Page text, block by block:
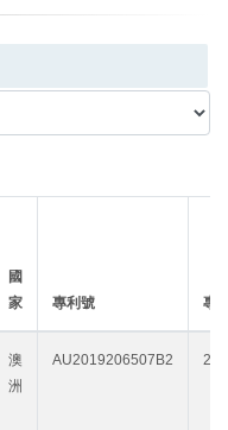
國
家
專利號 專
澳
洲
AU2019206507B2